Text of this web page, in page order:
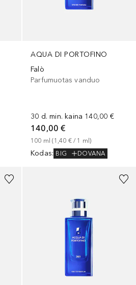
AQUA DI PORTOFINO
Falò
Parfumuotas vanduo
30 d. min. kaina 140,00 €
140,00 €
100 ml (1,40 € / 1 ml)
Kodas: BIG DOVANA